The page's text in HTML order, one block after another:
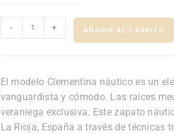
- + AÑADIR AL CARRITO
El modelo Clementina náutico es un
vanguardista y cómodo. Las raíces
veraniega exclusiva. Este zapato
La Rioja, España a través de técnicas